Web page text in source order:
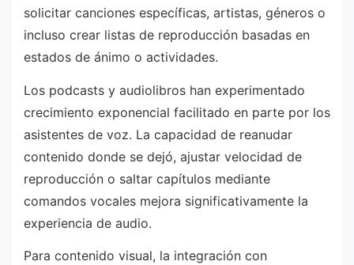
solicitar canciones específicas, artistas, géneros o
incluso crear listas de reproducción basadas en
estados de ánimo o actividades.
Los podcasts y audiolibros han experimentado
crecimiento exponencial facilitado en parte por los
asistentes de voz. La capacidad de reanudar
contenido donde se dejó, ajustar velocidad de
reproducción o saltar capítulos mediante
comandos vocales mejora significativamente la
experiencia de audio.
Para contenido visual, la integración con